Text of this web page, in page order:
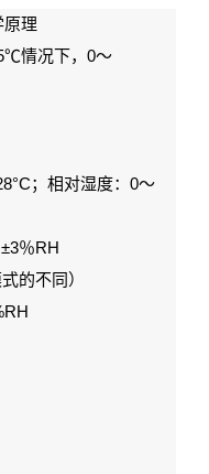
原理
℃情况下， 0～
；相对湿度： 0～
±3％RH
的不同）